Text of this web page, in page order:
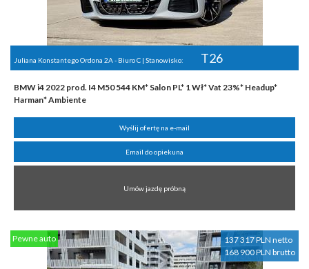
Juliana Konstantego Ordona 2A - Biuro C | Stanowisko: T26
BMW i4 2022 prod. I4 M50 544 KM* Salon PL* 1 Wł* Vat 23%* Headup*
Harman* Ambiente
Wyślij ofertę na e-mail
Email do opiekuna
Umów jazdę próbną
137 317 PLN netto
168 900 PLN brutto
Pewne auto